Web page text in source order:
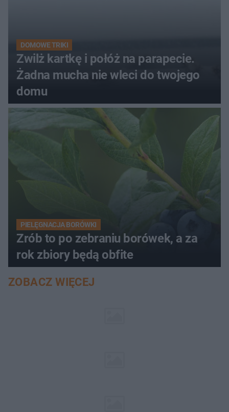
DOMOWE TRIKI
Zwilż kartkę i połóż na parapecie.
Żadna mucha nie wleci do twojego
domu
PIELĘGNACJA BORÓWKI
Zrób to po zebraniu borówek, a za
rok zbiory będą obfite
ZOBACZ WIĘCEJ